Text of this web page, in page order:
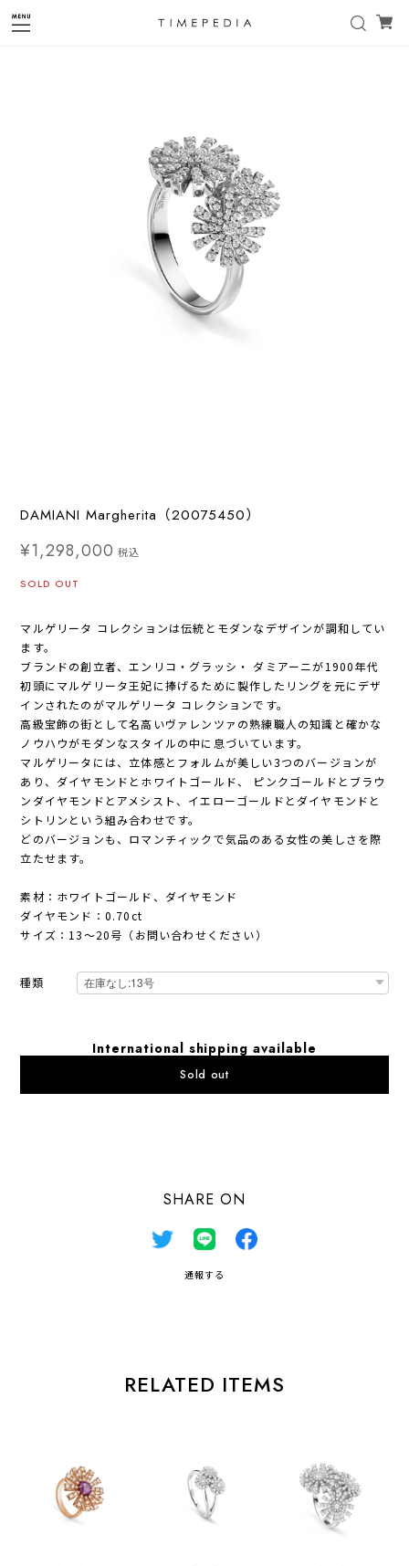
DAMIANI Margherita（20075450）
¥1,298,000 税込
SOLD OUT
マルゲリータ コレクションは伝統とモダンなデザインが調和してい
ます。
ブランドの創立者、エンリコ・グラッシ・ ダミアーニが1900年代
初頭にマルゲリータ王妃に捧げるために製作したリングを元にデザ
インされたのがマルゲリータ コレクションです。
高級宝飾の街として名高いヴァレンツァの熟練職人の知識と確かな
ノウハウがモダンなスタイルの中に息づいています。
マルゲリータには、立体感とフォルムが美しい3つのバージョンが
あり、ダイヤモンドとホワイトゴールド、 ピンクゴールドとブラウ
ンダイヤモンドとアメシスト、イエローゴールドとダイヤモンドと
シトリンという組み合わせです。
どのバージョンも、ロマンチィックで気品のある女性の美しさを際
立たせます。
素材：ホワイトゴールド、ダイヤモンド
ダイヤモンド：0.70ct
サイズ：13〜20号（お問い合わせください）
種類
International shipping available
Sold out
SHARE ON
通報する
RELATED ITEMS